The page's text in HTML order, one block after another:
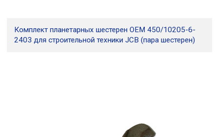
Комплект планетарных шестерен OEM 450/10205-6-
2403 для строительной техники JCB (пара шестерен)